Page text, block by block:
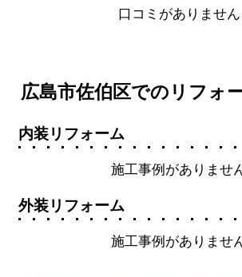
口コミがありません
広島市佐伯区でのリフォ
内装リフォーム
施工事例がありませ
外装リフォーム
施工事例がありませ